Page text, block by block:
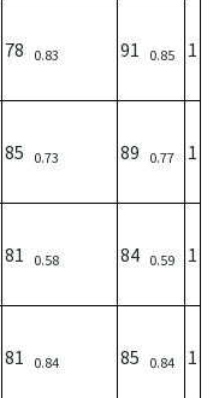
78 0.83 91 0.85 1
85 0.73 89 0.77 1
81 0.58 84 0.59 1
81 0.84 85 0.84 1